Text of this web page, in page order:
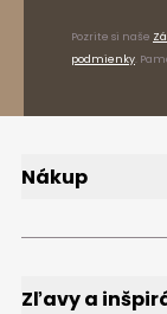
Pozrite si naše
podmienky.
Nákup
Spôsoby platby
FAQ
Zľavy a